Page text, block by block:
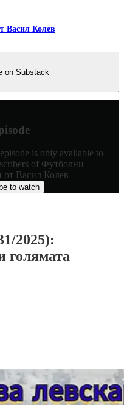
Васил Колев
on Substack
is only available to
of Футболни
от Васил Колев
to watch
2025):
голямата